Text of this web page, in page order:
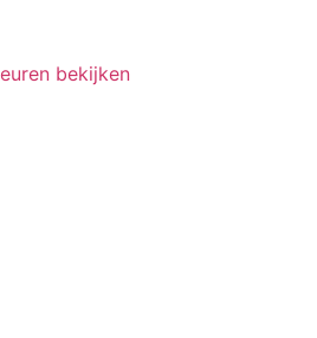
bekijken